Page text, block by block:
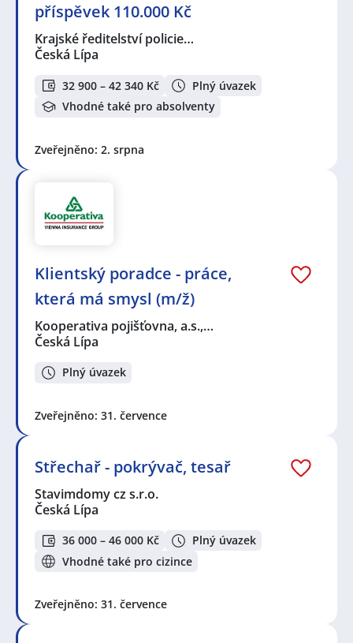
příspěvek 110.000 Kč
Krajské ředitelství policie…
Česká Lípa
32 900 – 42 340 Kč
Plný úvazek
Vhodné také pro absolventy
Zveřejněno: 2. srpna
Klientský poradce - práce,
která má smysl (m/ž)
Kooperativa pojišťovna, a.s.,…
Česká Lípa
Plný úvazek
Zveřejněno: 31. července
Střechař - pokrývač, tesař
Stavimdomy cz s.r.o.
Česká Lípa
36 000 – 46 000 Kč
Plný úvazek
Vhodné také pro cizince
Zveřejněno: 31. července